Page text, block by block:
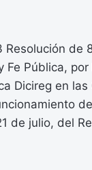
de
Fe Pública,
Dicireg en
de julio, del